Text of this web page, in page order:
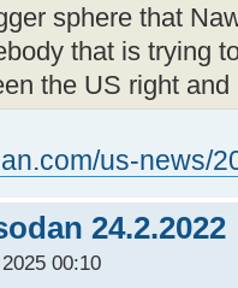
sphere that
that is trying
the US right and
us-news/
24.2.2022
00:10